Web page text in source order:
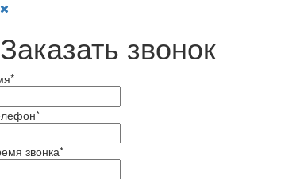
Заказать звонок
*
*
звонка*